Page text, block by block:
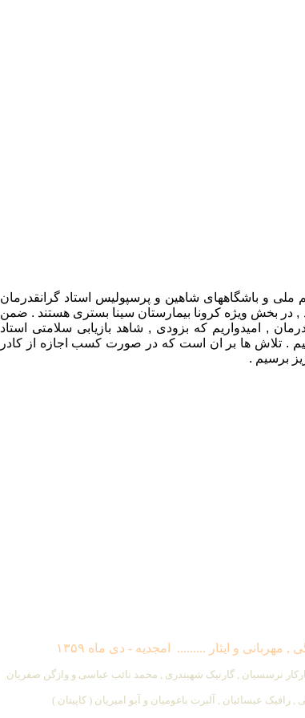
ملی و باشگاههای شاهین و پرسپولیس استاد گرانقدرمان
, در بخش ویژه کرونا بیمارستان سینا بستری هستند . ضمن
, امیدواریم که بزودی , شاهد بازیابی سلامتی استاد
. تلاش ها بر ان است که در صورت کسب اجازه از کادر
برسیم .
و ایثار ......... امجدیه - دی ماه ۱۳۵۹
نرسسیان , گارنیک شهبندری , محمد نائب عباسی و وازگن صفریان
عیسائیان , آلبرت باغومیان و آبو امیریان ( کاپیتان )